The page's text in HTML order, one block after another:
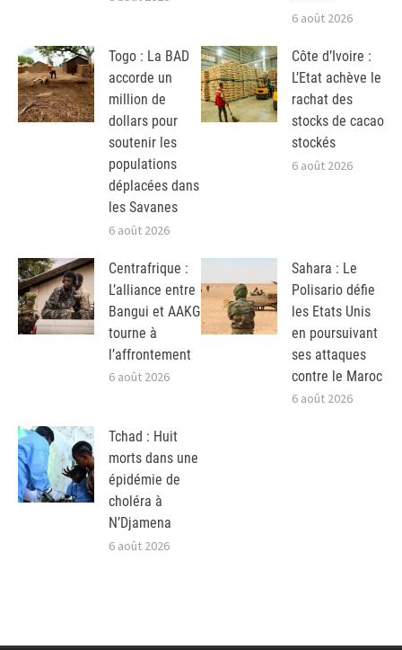
6 août 2026
Togo : La BAD
accorde un
million de
dollars pour
soutenir les
populations
déplacées dans
les Savanes
6 août 2026
Côte d’Ivoire :
L’Etat achève le
rachat des
stocks de cacao
stockés
6 août 2026
Centrafrique :
L’alliance entre
Bangui et AAKG
tourne à
l’affrontement
6 août 2026
Sahara : Le
Polisario défie
les Etats Unis
en poursuivant
ses attaques
contre le Maroc
6 août 2026
Tchad : Huit
morts dans une
épidémie de
choléra à
N’Djamena
6 août 2026